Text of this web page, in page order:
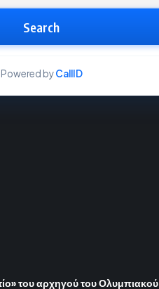
Search
Powered byCallID
του αρχηγού του Ολυμπιακού